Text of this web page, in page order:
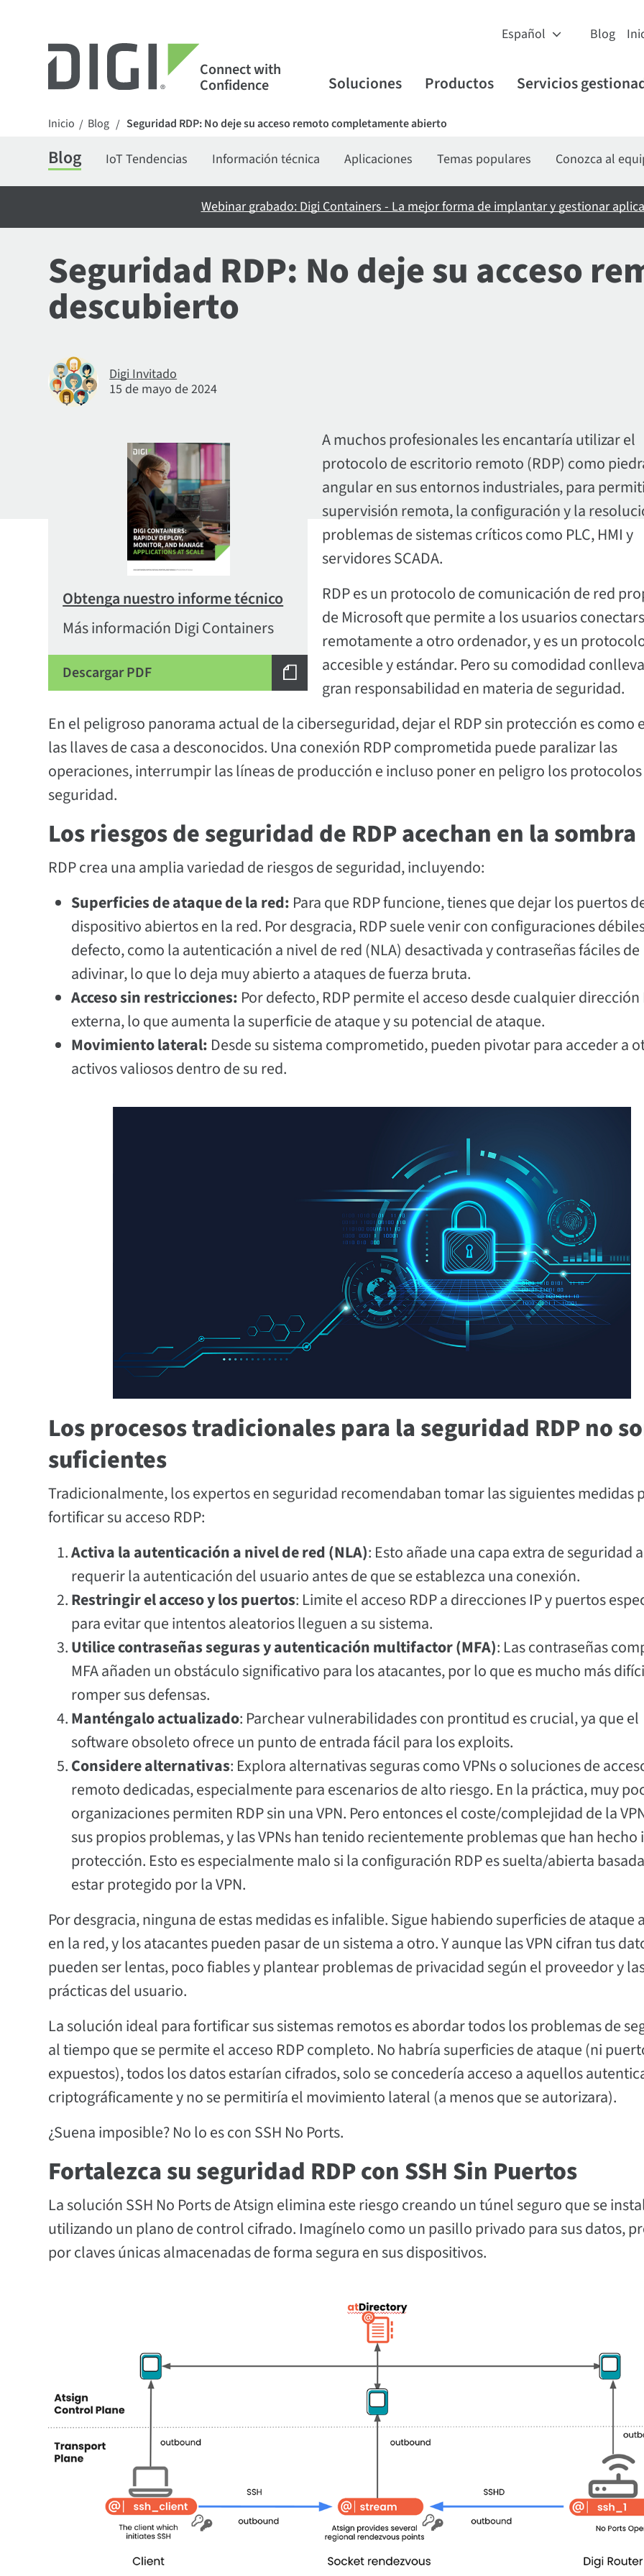
Connect with
Confidence
Blog
Soluciones Productos Servicios
Inicio / Blog / Seguridad RDP: No deje su acceso remoto completamente abierto
Blog IoT Tendencias Información técnica Aplicaciones Temas populares Conozca al
Webinar grabado: Digi Containers - La mejor forma de implantar y gestionar
Seguridad RDP: No deje su acceso
descubierto
Digi Invitado
15 de mayo de 2024
Obtenga nuestro informe técnico
Más información Digi Containers
Descargar PDF
A muchos profesionales les encantaría utilizar el
protocolo de escritorio remoto (RDP) como
angular en sus entornos industriales, para
supervisión remota, la configuración y la
problemas de sistemas críticos como PLC, HMI y
servidores SCADA.
RDP es un protocolo de comunicación de red
de Microsoft que permite a los usuarios
remotamente a otro ordenador, y es un
accesible y estándar. Pero su comodidad
gran responsabilidad en materia de seguridad.
En el peligroso panorama actual de la ciberseguridad, dejar el RDP sin protección es como
las llaves de casa a desconocidos. Una conexión RDP comprometida puede paralizar las
operaciones, interrumpir las líneas de producción e incluso poner en peligro los
seguridad.
Los riesgos de seguridad de RDP acechan en la sombra
RDP crea una amplia variedad de riesgos de seguridad, incluyendo:
Superficies de ataque de la red: Para que RDP funcione, tienes que dejar los puertos
dispositivo abiertos en la red. Por desgracia, RDP suele venir con configuraciones
defecto, como la autenticación a nivel de red (NLA) desactivada y contraseñas fáciles de
adivinar, lo que lo deja muy abierto a ataques de fuerza bruta.
Acceso sin restricciones: Por defecto, RDP permite el acceso desde cualquier dirección
externa, lo que aumenta la superficie de ataque y su potencial de ataque.
Movimiento lateral: Desde su sistema comprometido, pueden pivotar para acceder a
activos valiosos dentro de su red.
Los procesos tradicionales para la seguridad RDP no
suficientes
Tradicionalmente, los expertos en seguridad recomendaban tomar las siguientes medidas
fortificar su acceso RDP:
Activa la autenticación a nivel de red (NLA): Esto añade una capa extra de seguridad
requerir la autenticación del usuario antes de que se establezca una conexión.
Restringir el acceso y los puertos: Limite el acceso RDP a direcciones IP y puertos
para evitar que intentos aleatorios lleguen a su sistema.
Utilice contraseñas seguras y autenticación multifactor (MFA): Las contraseñas
MFA añaden un obstáculo significativo para los atacantes, por lo que es mucho más
romper sus defensas.
Manténgalo actualizado: Parchear vulnerabilidades con prontitud es crucial, ya que el
software obsoleto ofrece un punto de entrada fácil para los exploits.
Considere alternativas: Explora alternativas seguras como VPNs o soluciones de
remoto dedicadas, especialmente para escenarios de alto riesgo. En la práctica, muy
organizaciones permiten RDP sin una VPN. Pero entonces el coste/complejidad de la
sus propios problemas, y las VPNs han tenido recientemente problemas que han hecho
protección. Esto es especialmente malo si la configuración RDP es suelta/abierta
estar protegido por la VPN.
Por desgracia, ninguna de estas medidas es infalible. Sigue habiendo superficies de ataque
en la red, y los atacantes pueden pasar de un sistema a otro. Y aunque las VPN cifran tus
pueden ser lentas, poco fiables y plantear problemas de privacidad según el proveedor y
prácticas del usuario.
La solución ideal para fortificar sus sistemas remotos es abordar todos los problemas de
al tiempo que se permite el acceso RDP completo. No habría superficies de ataque (ni
expuestos), todos los datos estarían cifrados, solo se concedería acceso a aquellos
criptográficamente y no se permitiría el movimiento lateral (a menos que se autorizara).
¿Suena imposible? No lo es con SSH No Ports.
Fortalezca su seguridad RDP con SSH Sin Puertos
La solución SSH No Ports de Atsign elimina este riesgo creando un túnel seguro que se
utilizando un plano de control cifrado. Imagínelo como un pasillo privado para sus datos,
por claves únicas almacenadas de forma segura en sus dispositivos.